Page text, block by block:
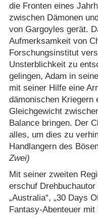
die Fronten eines
zwischen Dämonen
von Gargoyles gerät.
Aufmerksamkeit von
Forschungsinstitut
Unsterblichkeit zu
gelingen, Adam in
mit seiner Hilfe eine
dämonischen Kriegern
Gleichgewicht
Balance bringen. Der
alles, um dies zu
Handlangern des
Zwei)
Mit seiner zweiten
erschuf Drehbuchautor
„Australia“, „30 Days
Fantasy-Abenteuer mit